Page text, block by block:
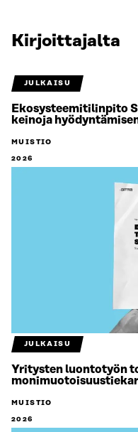
Kirjoittajalta
JULKAISU
Ekosysteemitilinpito
keinoja
MUISTIO
2026
JULKAISU
Yritysten luontotyön
MUISTIO
2026